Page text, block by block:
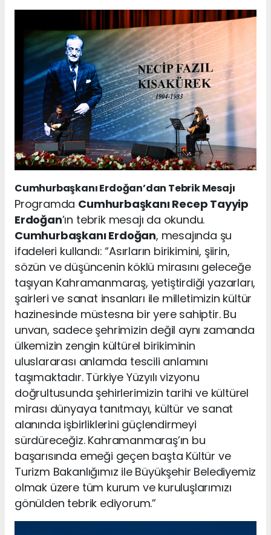
Cumhurbaşkanı Erdoğan’dan Tebrik Mesajı
Programda Cumhurbaşkanı Recep Tayyip
Erdoğan’ın tebrik mesajı da okundu.
Cumhurbaşkanı Erdoğan, mesajında şu
ifadeleri kullandı: “Asırların birikimini, şiirin,
sözün ve düşüncenin köklü mirasını geleceğe
taşıyan Kahramanmaraş, yetiştirdiği yazarları,
şairleri ve sanat insanları ile milletimizin kültür
hazinesinde müstesna bir yere sahiptir. Bu
unvan, sadece şehrimizin değil aynı zamanda
ülkemizin zengin kültürel birikiminin
uluslararası anlamda tescili anlamını
taşımaktadır. Türkiye Yüzyılı vizyonu
doğrultusunda şehirlerimizin tarihi ve kültürel
mirası dünyaya tanıtmayı, kültür ve sanat
alanında işbirliklerini güçlendirmeyi
sürdüreceğiz. Kahramanmaraş’ın bu
başarısında emeği geçen başta Kültür ve
Turizm Bakanlığımız ile Büyükşehir Belediyemiz
olmak üzere tüm kurum ve kuruluşlarımızı
gönülden tebrik ediyorum.”